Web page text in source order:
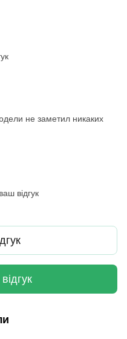
не заметил никаких
відгук